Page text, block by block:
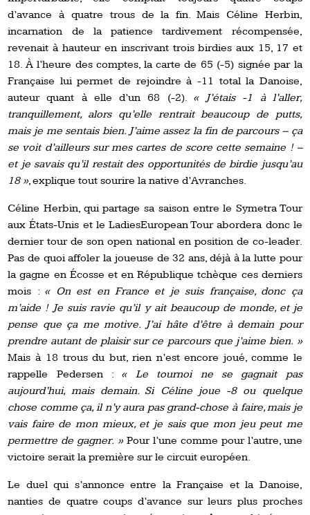
d’avance à quatre trous de la fin. Mais Céline Herbin,
incarnation de la patience tardivement récompensée,
revenait à hauteur en inscrivant trois birdies aux 15, 17 et
18. À l’heure des comptes, la carte de 65 (-5) signée par la
Française lui permet de rejoindre à -11 total la Danoise,
auteur quant à elle d’un 68 (-2). « J’étais -1 à l’aller,
tranquillement, alors qu’elle rentrait beaucoup de putts,
mais je me sentais bien. J’aime assez la fin de parcours – ça
se voit d’ailleurs sur mes cartes de score cette semaine ! –
et je savais qu’il restait des opportunités de birdie jusqu’au
18 », explique tout sourire la native d’Avranches.
Céline Herbin, qui partage sa saison entre le Symetra Tour
aux États-Unis et le LadiesEuropean Tour abordera donc le
dernier tour de son open national en position de co-leader.
Pas de quoi affoler la joueuse de 32 ans, déjà à la lutte pour
la gagne en Écosse et en République tchèque ces derniers
mois : « On est en France et je suis française, donc ça
m’aide ! Je suis ravie qu’il y ait beaucoup de monde, et je
pense que ça me motive. J’ai hâte d’être à demain pour
prendre autant de plaisir sur ce parcours que j’aime bien. »
Mais à 18 trous du but, rien n’est encore joué, comme le
rappelle Pedersen : « Le tournoi ne se gagnait pas
aujourd’hui, mais demain. Si Céline joue -8 ou quelque
chose comme ça, il n’y aura pas grand-chose à faire, mais je
vais faire de mon mieux, et je sais que mon jeu peut me
permettre de gagner. »Pour l’une comme pour l’autre, une
victoire serait la première sur le circuit européen.
Le duel qui s’annonce entre la Française et la Danoise,
nanties de quatre coups d’avance sur leurs plus proches